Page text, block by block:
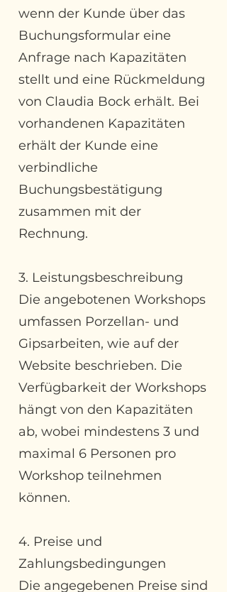
wenn der Kunde über das
Buchungsformular eine
Anfrage nach Kapazitäten
stellt und eine Rückmeldung
von Claudia Bock erhält. Bei
vorhandenen Kapazitäten
erhält der Kunde eine
verbindliche
Buchungsbestätigung
zusammen mit der
Rechnung.
3. Leistungsbeschreibung
Die angebotenen Workshops
umfassen Porzellan- und
Gipsarbeiten, wie auf der
Website beschrieben. Die
Verfügbarkeit der Workshops
hängt von den Kapazitäten
ab, wobei mindestens 3 und
maximal 6 Personen pro
Workshop teilnehmen
können.
4. Preise und
Zahlungsbedingungen
Die angegebenen Preise sind